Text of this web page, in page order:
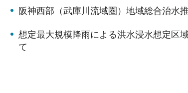
阪神西部（武庫川流域圏）地域総合治水
想定最大規模降雨による洪水浸水想定区
て